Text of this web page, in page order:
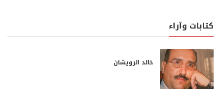
كتابات وآراء
خالد الرويشان